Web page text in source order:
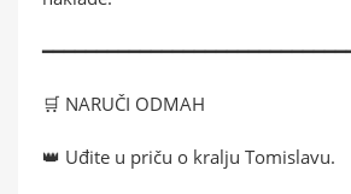
🛒 NARUČI ODMAH
👑 Uđite u priču o kralju Tomislavu.